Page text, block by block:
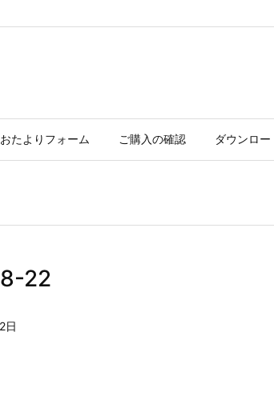
おたよりフォーム ご購入の確認 ダウンロー
22
日